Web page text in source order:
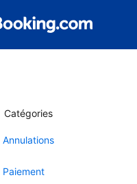
Catégories
Annulations
Paiement